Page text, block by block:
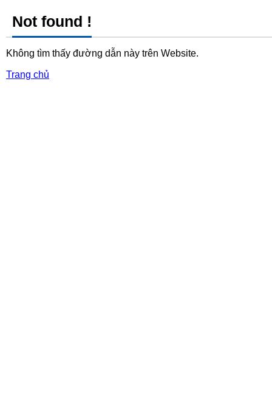
Not found !
Không tìm thấy đường dẫn này trên Website.
Trang chủ